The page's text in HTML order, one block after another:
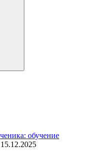
обучение
15.12.2025